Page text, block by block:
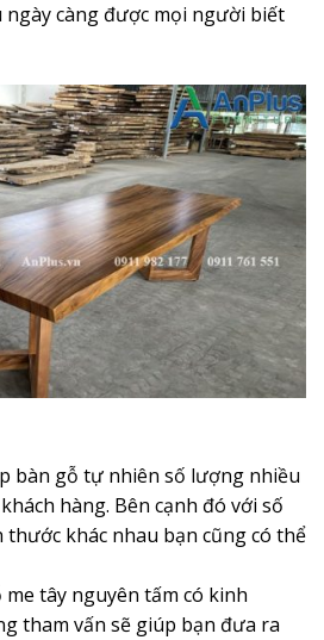
càng được mọi người biết
bàn gỗ tự nhiên số lượng nhiều
hàng. Bên cạnh đó với số
thước khác nhau bạn cũng có thể
tây nguyên tấm có kinh
tham vấn sẽ giúp bạn đưa ra